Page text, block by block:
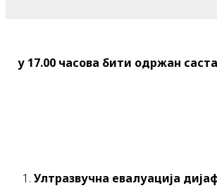
у 17.00 часова бити одржан
Ултразвучна евалуација